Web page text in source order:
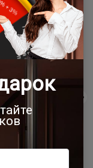
двери
900x1900